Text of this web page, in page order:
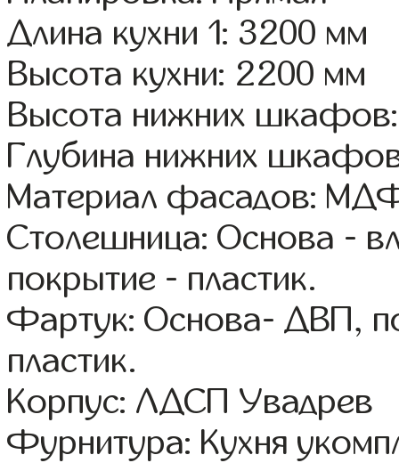
Длина кухни 1: 3200 мм
Высота кухни: 2200 мм
Высота нижних
Глубина нижних
Материал фасадов:
Столешница: Основа -
покрытие - пластик.
Фартук: Основа- ДВП,
пластик.
Корпус: ЛДСП Увадрев
Фурнитура: Кухня